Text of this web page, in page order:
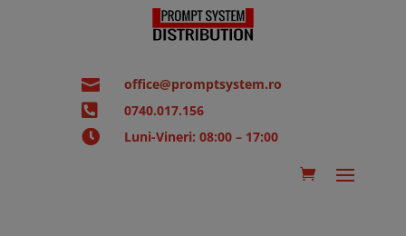
 office@promptsystem.ro
 0740.017.156
 Luni-Vineri: 08:00 – 17:00